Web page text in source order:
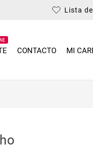
Lista
CONTACTO MI